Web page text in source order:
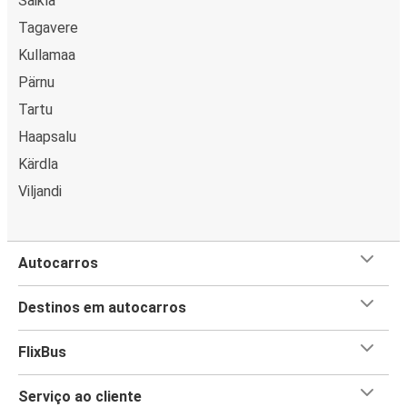
Tagavere
Kullamaa
Pärnu
Tartu
Haapsalu
Kärdla
Viljandi
Autocarros
Destinos em autocarros
FlixBus
Serviço ao cliente